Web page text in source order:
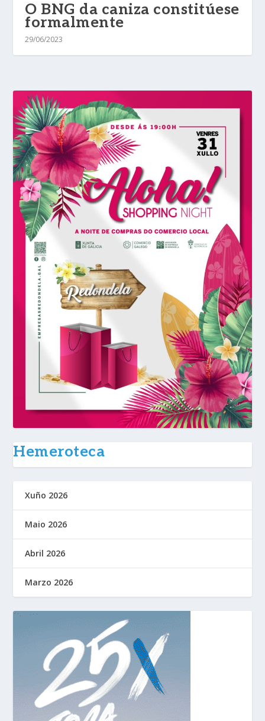
O BNG da caniza constitúese
formalmente
29/06/2023
Hemeroteca
Xuño 2026
Maio 2026
Abril 2026
Marzo 2026